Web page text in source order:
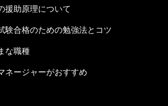
援助原理について
験合格のための勉強法とコツ
な職種
ネージャーがおすすめ